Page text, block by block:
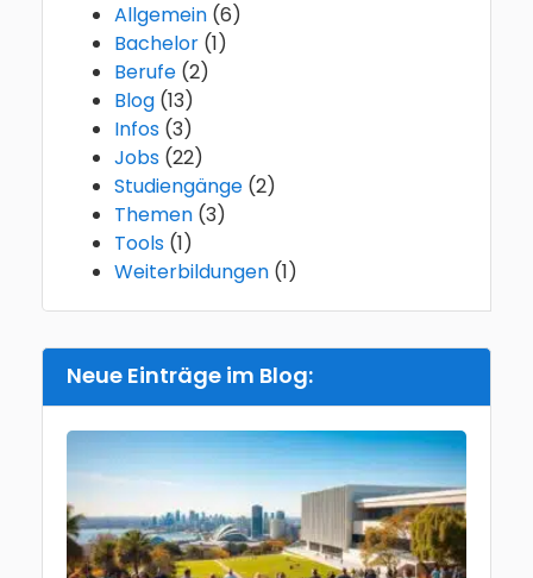
Allgemein (6)
Bachelor (1)
Berufe (2)
Blog (13)
Infos (3)
Jobs (22)
Studiengänge (2)
Themen (3)
Tools (1)
Weiterbildungen (1)
Neue Einträge im Blog: